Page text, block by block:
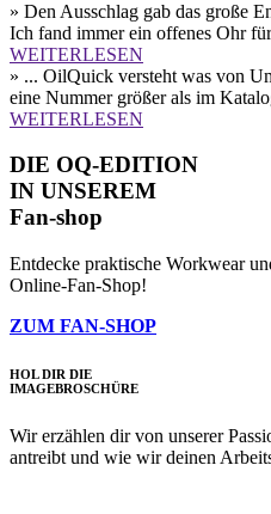
» Den Aus­schlag gab das große
Ich fand immer ein offenes Ohr
WEITERLESEN
» ... OilQuick versteht was von
eine Nummer größer als im
WEITERLESEN
DIE OQ-EDITION
IN UNSEREM
Fan-shop
Entdecke praktische Workwear
Online-Fan-Shop!
ZUM FAN-SHOP
HOL DIR DIE
IMAGE­BROSCHÜRE
Wir erzählen dir von unserer
antreibt und wie wir deinen